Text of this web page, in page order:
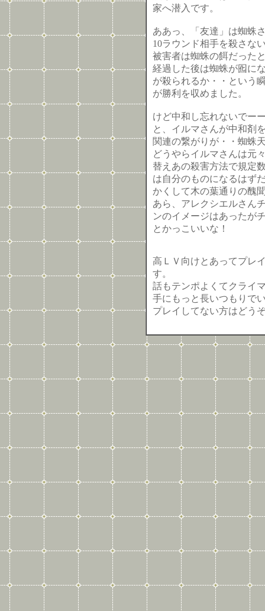
家へ潜入です。
ああっ、「友達」は蜘蛛
10ラウンド相手を殺さな
被害者は蜘蛛の餌だった
経過した後は蜘蛛が囮に
が殺られるか・・という
が勝利を収めました。
けど中和し忘れないでー
と、イルマさんが中和剤
関連の繋がりが・・蜘蛛
どうやらイルマさんは元
替えあの殺害方法で規定
は自分のものになるはず
かくして木の葉通りの醜
あら、アレクシエルさん
ンのイメージはあったが
とかっこいいな！
高ＬＶ向けとあってプレ
す。
話もテンポよくてクライ
手にもっと長いつもりで
プレイしてない方はどう